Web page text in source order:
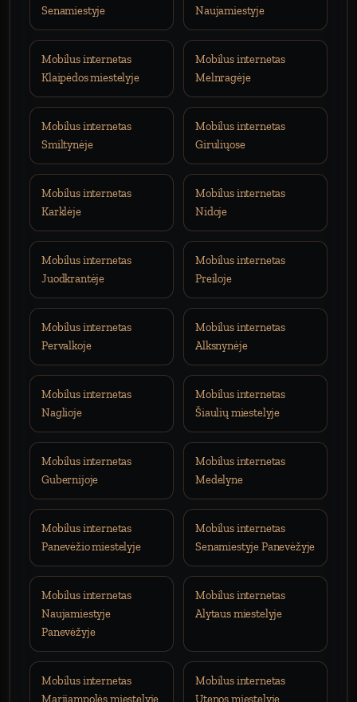
Senamiestyje
Naujamiestyje
Mobilus internetas
Klaipėdos miestelyje
Mobilus internetas
Melnragėje
Mobilus internetas
Smiltynėje
Mobilus internetas
Giruliųose
Mobilus internetas
Karklėje
Mobilus internetas
Nidoje
Mobilus internetas
Juodkrantėje
Mobilus internetas
Preiloje
Mobilus internetas
Pervalkoje
Mobilus internetas
Alksnynėje
Mobilus internetas
Naglioje
Mobilus internetas
Šiaulių miestelyje
Mobilus internetas
Gubernijoje
Mobilus internetas
Medelyne
Mobilus internetas
Panevėžio miestelyje
Mobilus internetas
Senamiestyje Panevėžyje
Mobilus internetas
Naujamiestyje
Panevėžyje
Mobilus internetas
Alytaus miestelyje
Mobilus internetas
Marijampolės miestelyje
Mobilus internetas
Utenos miestelyje